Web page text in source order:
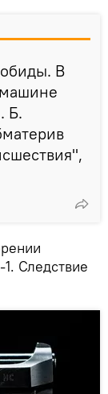
В
Б.
Следствие